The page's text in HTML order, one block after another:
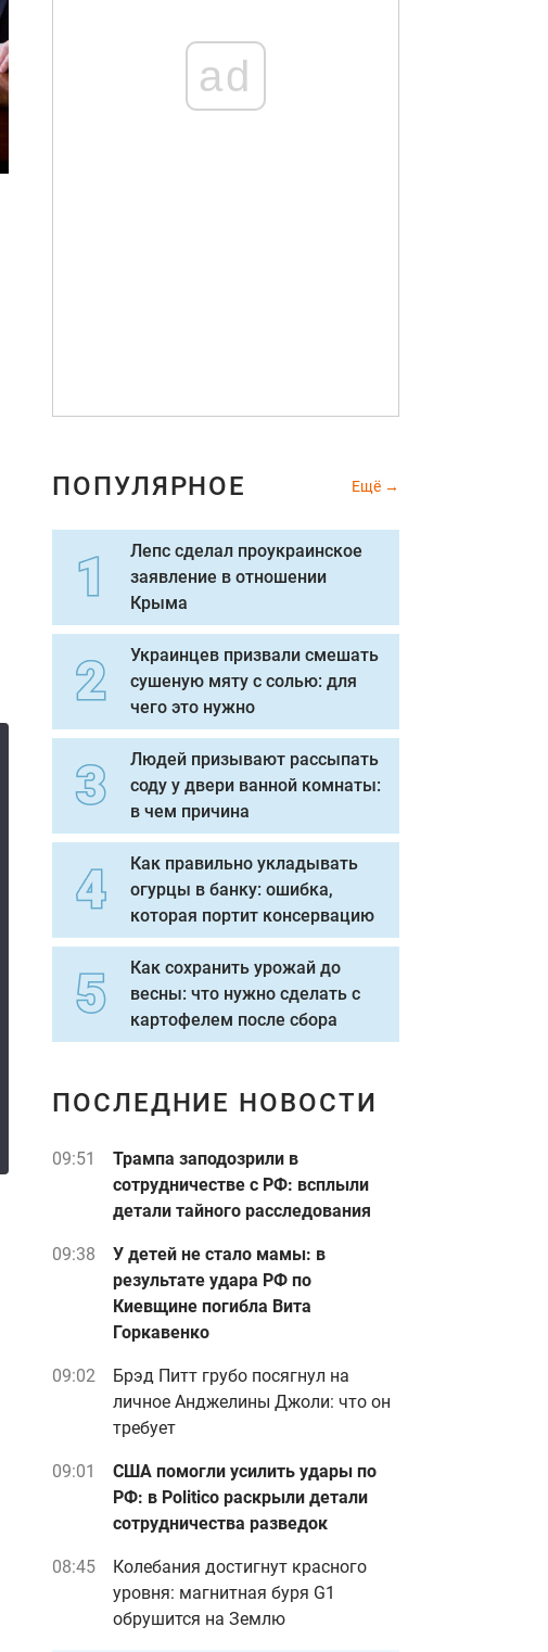
ad
ПОПУЛЯРНОЕ Ещё
Лепс сделал проукраинское
заявление в отношении
Крыма
Украинцев призвали смешать
сушеную мяту с солью: для
чего это нужно
Людей призывают рассыпать
соду у двери ванной комнаты:
в чем причина
Как правильно укладывать
огурцы в банку: ошибка,
которая портит консервацию
Как сохранить урожай до
весны: что нужно сделать с
картофелем после сбора
ПОСЛЕДНИЕ НОВОСТИ
09:51
Трампа заподозрили в
сотрудничестве с РФ: всплыли
детали тайного расследования
09:38
У детей не стало мамы: в
результате удара РФ по
Киевщине погибла Вита
Горкавенко
09:02
Брэд Питт грубо посягнул на
личное Анджелины Джоли: что он
требует
09:01
США помогли усилить удары по
РФ: в Politico раскрыли детали
сотрудничества разведок
08:45
Колебания достигнут красного
уровня: магнитная буря G1
обрушится на Землю